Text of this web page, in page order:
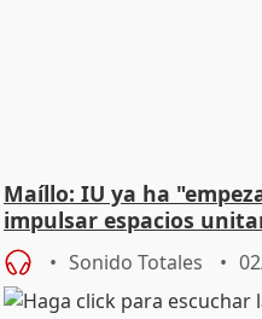
Maíllo: IU ya ha
impulsar espacios
Sonido Totales